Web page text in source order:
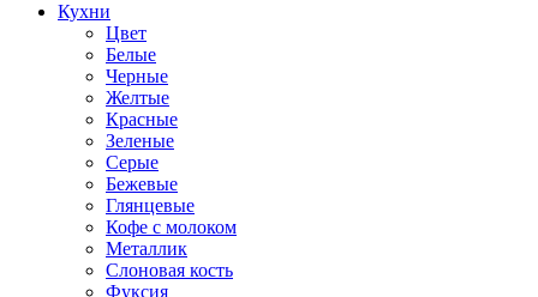
Кухни
Цвет
Белые
Черные
Желтые
Красные
Зеленые
Серые
Бежевые
Глянцевые
Кофе с молоком
Металлик
Слоновая кость
Фуксия